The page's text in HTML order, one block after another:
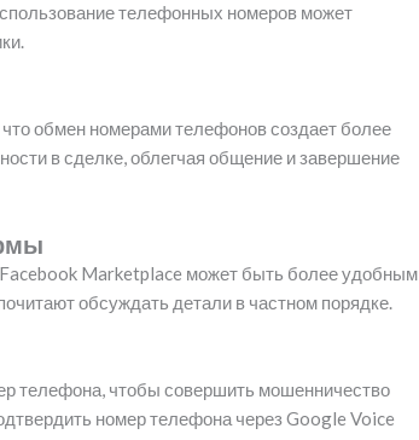
телефонных номеров может
обмен номерами телефонов создает более
в сделке, облегчая общение и завершение
Marketplace может быть более удобным
обсуждать детали в частном порядке.
телефона, чтобы совершить мошенничество
номер телефона через Google Voice